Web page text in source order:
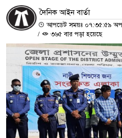
দৈনিক আইন বার্তা
আপডেট সময়ঃ ০৭:৩৫:৫৯
/
৩৬৫ বার পড়া হয়েছে